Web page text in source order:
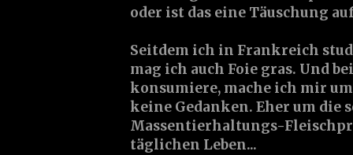
oder ist das eine Täuschung
Seitdem ich in Frankreich
mag ich auch Foie gras. Und
konsumiere, mache ich mir
keine Gedanken. Eher um die
Massentierhaltungs-
täglichen Leben...